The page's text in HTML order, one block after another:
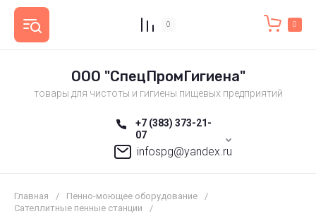
0 0
ООО "СпецПромГигиена"
товары для чистоты и гигиены пищевых предприятий
+7 (383) 373-21-
07
infospg@yandex.ru
Главная / Пенно-моющее оборудование
/
Сателлитные пенные станции
/